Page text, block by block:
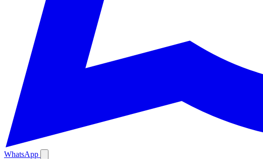
WhatsApp